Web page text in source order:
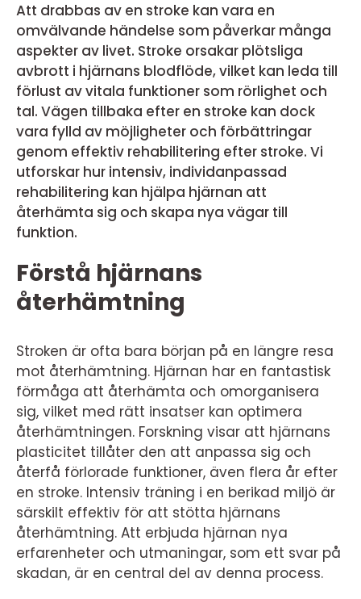
Att drabbas av en stroke kan vara en
omvälvande händelse som påverkar många
aspekter av livet. Stroke orsakar plötsliga
avbrott i hjärnans blodflöde, vilket kan leda till
förlust av vitala funktioner som rörlighet och
tal. Vägen tillbaka efter en stroke kan dock
vara fylld av möjligheter och förbättringar
genom effektiv rehabilitering efter stroke. Vi
utforskar hur intensiv, individanpassad
rehabilitering kan hjälpa hjärnan att
återhämta sig och skapa nya vägar till
funktion.
Förstå hjärnans
återhämtning
Stroken är ofta bara början på en längre resa
mot återhämtning. Hjärnan har en fantastisk
förmåga att återhämta och omorganisera
sig, vilket med rätt insatser kan optimera
återhämtningen. Forskning visar att hjärnans
plasticitet tillåter den att anpassa sig och
återfå förlorade funktioner, även flera år efter
en stroke. Intensiv träning i en berikad miljö är
särskilt effektiv för att stötta hjärnans
återhämtning. Att erbjuda hjärnan nya
erfarenheter och utmaningar, som ett svar på
skadan, är en central del av denna process.